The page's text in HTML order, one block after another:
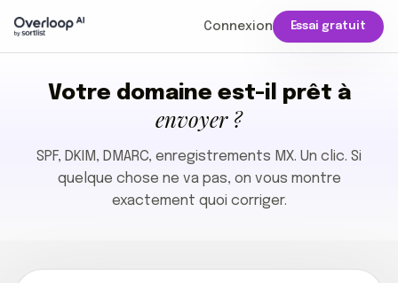
Connexion Essai gratuit
Votre domaine est-il prêt à
envoyer ?
SPF, DKIM, DMARC, enregistrements MX. Un clic. Si
quelque chose ne va pas, on vous montre
exactement quoi corriger.